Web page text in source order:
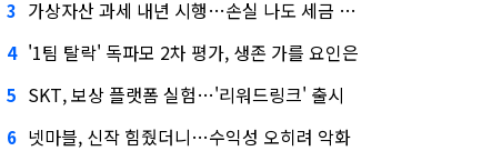
3 가상자산 과세 내년 시행…손실 나도 세금 낸다고?
4 '1팀 탈락' 독파모 2차 평가, 생존 가를 요인은
5 SKT, 보상 플랫폼 실험…'리워드링크' 출시
6 넷마블, 신작 힘줬더니…수익성 오히려 악화